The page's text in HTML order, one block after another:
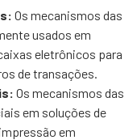
Os mecanismos das
usados em
eletrônicos para
de transações.
Os mecanismos das
em soluções de
em